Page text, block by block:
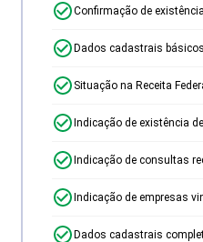
Confirmação de
Dados cadastrais básicos
Situação na Receita
Indicação de existência
Indicação de consultas
Indicação de empresas
Dados cadastrais